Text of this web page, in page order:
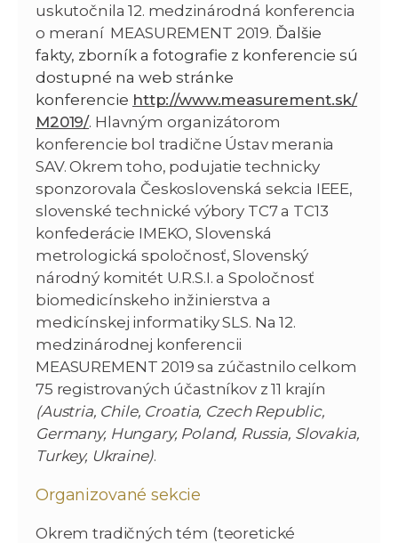
uskutočnila 12. medzinárodná konferencia
o meraní MEASUREMENT 2019. Ďalšie
fakty, zborník a fotografie z konferencie sú
dostupné na web stránke
konferencie http://www.measurement.sk/
M2019/. Hlavným organizátorom
konferencie bol tradične Ústav merania
SAV. Okrem toho, podujatie technicky
sponzorovala Československá sekcia IEEE,
slovenské technické výbory TC7 a TC13
konfederácie IMEKO, Slovenská
metrologická spoločnosť, Slovenský
národný komitét U.R.S.I. a Spoločnosť
biomedicínskeho inžinierstva a
medicínskej informatiky SLS. Na 12.
medzinárodnej konferencii
MEASUREMENT 2019 sa zúčastnilo celkom
75 registrovaných účastníkov z 11 krajín
(Austria, Chile, Croatia, Czech Republic,
Germany, Hungary, Poland, Russia, Slovakia,
Turkey, Ukraine).
Organizované sekcie
Okrem tradičných tém (teoretické